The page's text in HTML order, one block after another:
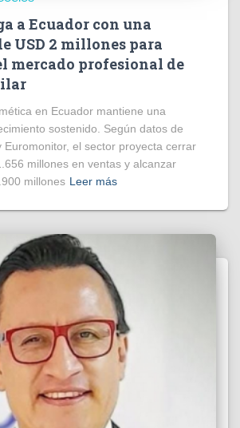
a Ecuador con una
USD 2 millones para
mercado profesional de
en Ecuador mantiene una
sostenido. Según datos de
Euromonitor, el sector proyecta cerrar
millones en ventas y alcanzar
millones Leer más